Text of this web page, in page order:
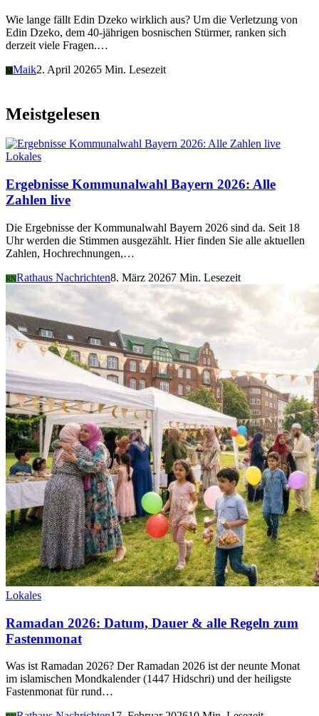
Wie lange fällt Edin Dzeko wirklich aus? Um die Verletzung von
Edin Dzeko, dem 40-jährigen bosnischen Stürmer, ranken sich
derzeit viele Fragen.…
MMaik2. April 20265 Min. Lesezeit
Meistgelesen
Lokales
Ergebnisse Kommunalwahl Bayern 2026: Alle
Zahlen live
Die Ergebnisse der Kommunalwahl Bayern 2026 sind da. Seit 18
Uhr werden die Stimmen ausgezählt. Hier finden Sie alle aktuellen
Zahlen, Hochrechnungen,…
RNRathaus Nachrichten8. März 20267 Min. Lesezeit
Lokales
Ramadan 2026: Datum, Dauer & alle Regeln zum
Fastenmonat
Was ist Ramadan 2026? Der Ramadan 2026 ist der neunte Monat
im islamischen Mondkalender (1447 Hidschri) und der heiligste
Fastenmonat für rund…